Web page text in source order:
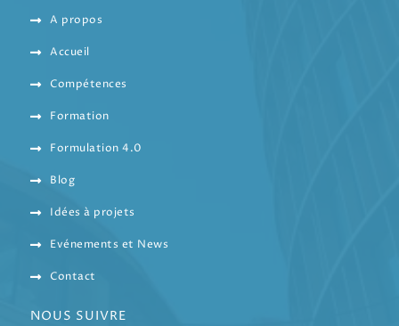
A propos
Accueil
Compétences
Formation
Formulation 4.0
Blog
Idées à projets
Evénements et News
Contact
NOUS SUIVRE